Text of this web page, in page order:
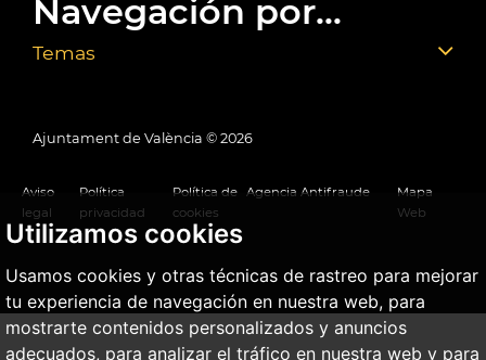
Utilizamos cookies
Usamos cookies y otras técnicas de rastreo para mejorar
tu experiencia de navegación en nuestra web, para
mostrarte contenidos personalizados y anuncios
adecuados, para analizar el tráfico en nuestra web y para
Navegación por...
Temas
Ajuntament de València © 2026
Aviso
legal
Política
privacidad
Política de
cookies
Agencia Antifraude
Mapa
Web